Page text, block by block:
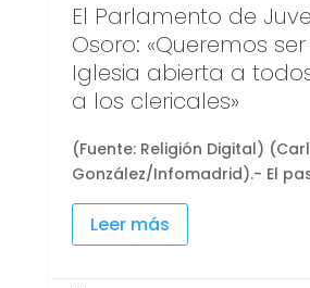
El Parlamento de
Osoro: «Queremos
Iglesia abierta a
a los clericales»
(Fuente: Religión Digital)
González/Infomadrid).- El
Leer más